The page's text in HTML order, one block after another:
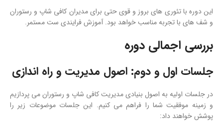
این دوره با تئوری های بروز و قوی حتی برای مدیران کافی شاپ و رستوران
و شف های با تجربه مناسب خواهد بود. آموزش فرایندی ست مستمر.
بررسی اجمالی دوره
جلسات اول و دوم: اصول مدیریت و راه اندازی
در جلسات اولیه به اصول بنیادی مدیریت کافی شاپ و رستوران می پردازیم
و زمینه موفقیت شما را فراهم می کنیم. این جلسات موضوعات زیر را
پوشش خواهند داد: